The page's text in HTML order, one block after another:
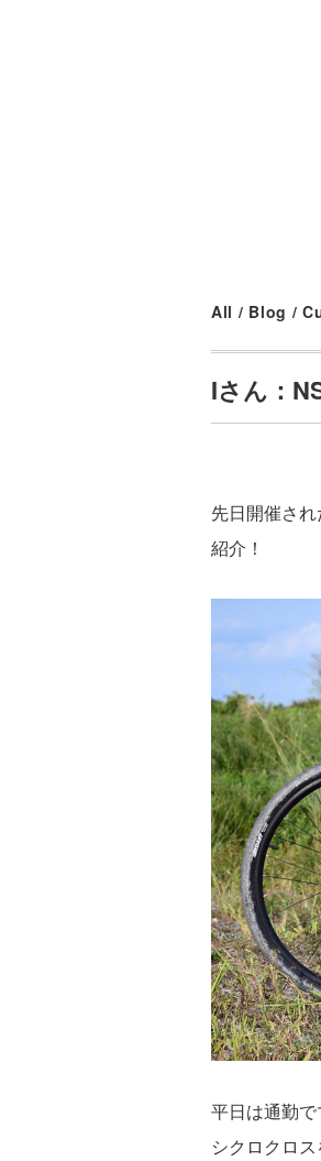
All / Blog /
Iさん：
先日開催さ
紹介！
平日は通勤
シクロクロ